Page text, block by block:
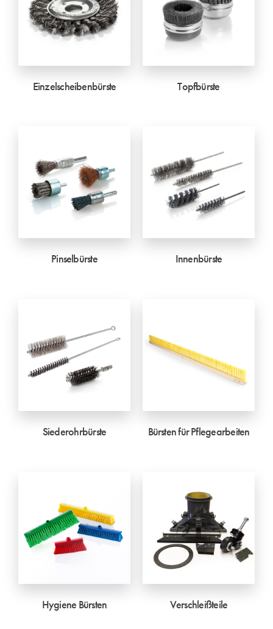
Einzelscheibenbürste Topfbürste
Pinselbürste Innenbürste
Siederohrbürste Bürsten für Pflegearbeiten
Hygiene Bürsten Verschleißteile